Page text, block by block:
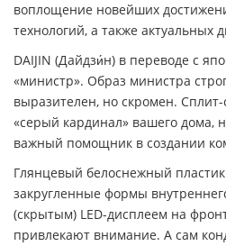
воплощение новейших
технологий, а также актуальных
DAIJIN (Дайдзи́н) в переводе с
«министр». Образ министра
выразителен, но скромен.
«серый кардинал» вашего дома,
важный помощник в создании
Глянцевый белоснежный пластик
закругленные формы
(скрытым) LED-дисплеем на
привлекают внимание. А сам